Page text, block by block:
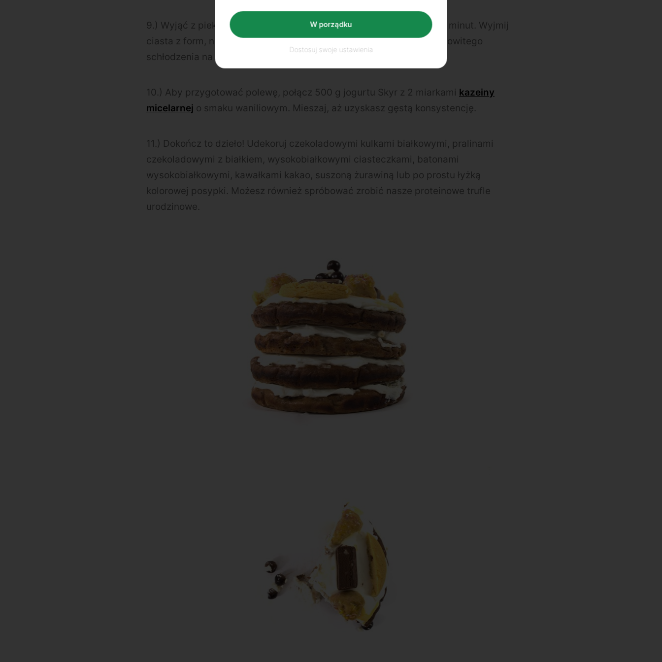
9.) Wyjąć z piekarnika i pozostawić do ostygnięcia w formie przez 5 minut. Wyjmij
ciasta z form, następnie wyciągnij również papier. Pozostaw do całkowitego
schłodzenia na stojaku z drutu.
10.) Aby przygotować polewę, połącz 500 g jogurtu Skyr z 2 miarkami kazeiny
micelarnej o smaku waniliowym. Mieszaj, aż uzyskasz gęstą konsystencję.
11.) Dokończ to dzieło! Udekoruj czekoladowymi kulkami białkowymi, pralinami
czekoladowymi z białkiem, wysokobiałkowymi ciasteczkami, batonami
wysokobiałkowymi, kawałkami kakao, suszoną żurawiną lub po prostu łyżką
kolorowej posypki. Możesz również spróbować zrobić nasze proteinowe trufle
urodzinowe.
Dostosuj swoje ustawienia
W porządku